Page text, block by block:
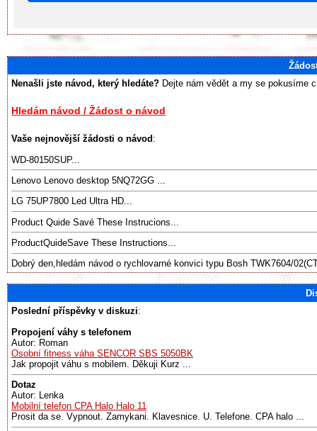
Nenašli jste návod, který hledáte? Dejte nám vědět a my se pokusíme
Hledám návod / Žádost o návod
Vaše nejnovější žádosti o návod :
WD-80150SUP...
Lenovo Lenovo desktop 5NQ72GG ...
LG 75UP7800 Led Ultra HD...
Product Quide Savé These Instrucions...
ProductQuideSave These Instructions...
Dobrý den,hledám návod o rychlovarné konvici typu Bosh TWK7604/
Poslední příspěvky v diskuzi:
Propojení váhy s telefonem
Autor: Roman
Osobní fitness váha SENCOR SBS 5050BK
Jak propojit váhu s mobilem. Děkuji Kurz ...
Dotaz
Autor: Lenka
Mobilní telefon CPA Halo Halo 11
Prosit da se. Vypnout. Zamykani. Klavesnice. U. Telefone. CPA halo ...